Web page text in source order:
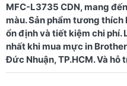
MFC-L3735 CDN, mang
màu. Sản phẩm tương thích
ổn định và tiết kiệm chi phí.
nhất khi mua mực in